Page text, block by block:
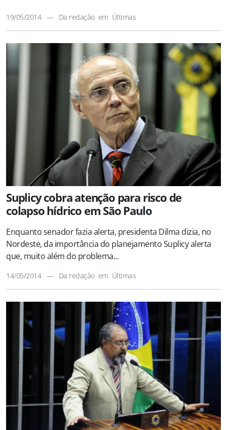
19/05/2014 — Da redação em Últimas
Suplicy cobra atenção para risco de
colapso hídrico em São Paulo
Enquanto senador fazia alerta, presidenta Dilma dizia, no
Nordeste, da importância do planejamento Suplicy alerta
que, muito além do problema...
14/05/2014 — Da redação em Últimas